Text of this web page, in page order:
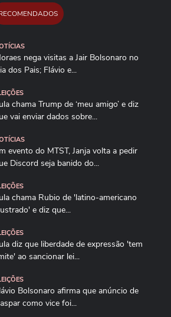
nega visitas a Jair Bolsonaro no
dos Pais; Flávio e...
chama Trump de ‘meu amigo’ e diz
vai enviar dados sobre...
evento do MTST, Janja volta a pedir
Discord seja banido do...
chama Rubio de 'latino-americano
e diz que...
diz que liberdade de expressão 'tem
ao sancionar lei...
Bolsonaro afirma que anúncio de
como vice foi...